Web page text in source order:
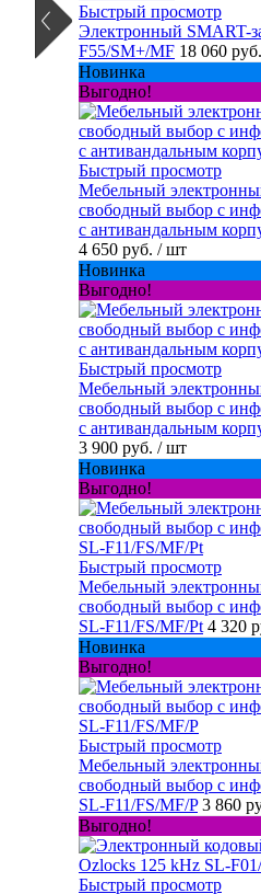
Быстрый просмотр
Электронный SMART-
F55/SM+/MF 18 060 руб.
Новинка
Выгодно!
Быстрый просмотр
Мебельный
свободный выбор с
с антивандальным
4 650 руб. / шт
Новинка
Выгодно!
Быстрый просмотр
Мебельный
свободный выбор с
с антивандальным
3 900 руб. / шт
Новинка
Выгодно!
Быстрый просмотр
Мебельный
свободный выбор с
SL-F11/FS/MF/Pt 4 320
Новинка
Выгодно!
Быстрый просмотр
Мебельный
свободный выбор с
SL-F11/FS/MF/P 3 860
Выгодно!
Быстрый просмотр